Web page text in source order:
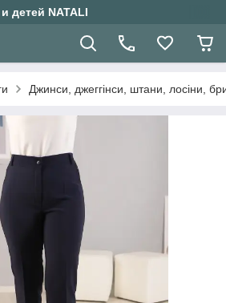
детей NATALI
Джинси, джеггінси, штани, лосіни,